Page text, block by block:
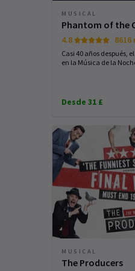
MUSICAL
Phantom of the
4.8 8616
Casi 40 años después,
en la Música de la
Desde 31 £
MUSICAL
The Producers